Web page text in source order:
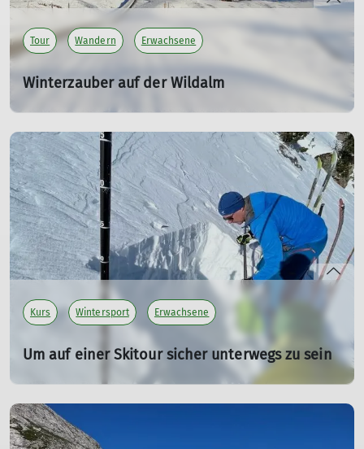
Tour Wandern Erwachsene
Winterzauber auf der Wildalm
SPIRI Wanderung im Januar 2023
Traumhafte Winterwanderung zur Wildalm,
Mittagspause in der Traunsteiner Hütte und
Gondelabfahrt ins Tal.
mehr erfahren
Kurs Wintersport Erwachsene
Um auf einer Skitour sicher unterwegs zu sein
Skitourenausbildung, 26.-28.1.2024
Wie immer war das jedes Jahr angebotene
Skitourenausbildung schnell ausgebucht. Ein schönes,